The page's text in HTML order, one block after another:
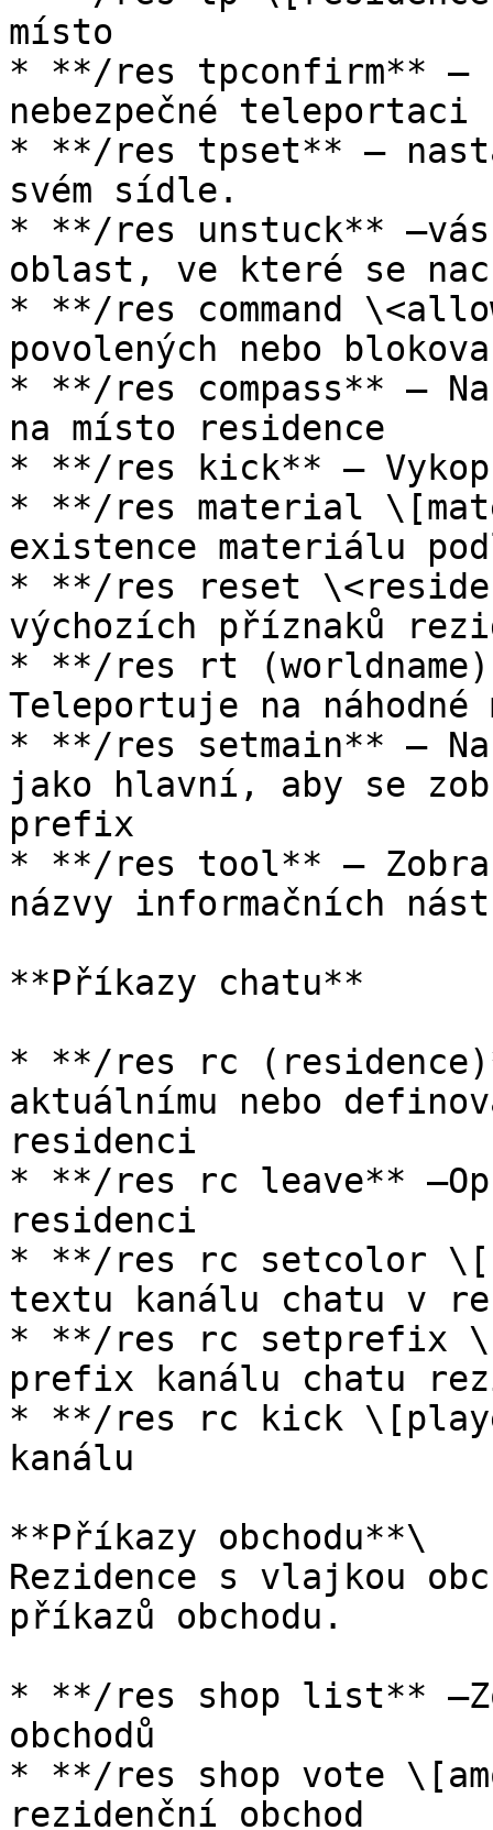
místo
* **/res tpconfirm** –
nebezpečné teleportaci
* **/res tpset** –
svém sídle.
* **/res unstuck** –vás
oblast, ve které se
* **/res command
povolených nebo
* **/res compass** –
na místo residence
* **/res kick** –
* **/res material
existence materiálu
* **/res reset
výchozích příznaků
* **/res rt (worldname)
Teleportuje na
* **/res setmain** –
jako hlavní, aby se
prefix
* **/res tool** –
názvy informačních
**Příkazy chatu**
* **/res rc
aktuálnímu nebo
residenci
* **/res rc leave**
residenci
* **/res rc setcolor
textu kanálu chatu v
* **/res rc setprefix
prefix kanálu chatu
* **/res rc kick
kanálu
**Příkazy obchodu**\
Rezidence s vlajkou
příkazů obchodu.
* **/res shop list**
obchodů
* **/res shop vote
rezidenční obchod